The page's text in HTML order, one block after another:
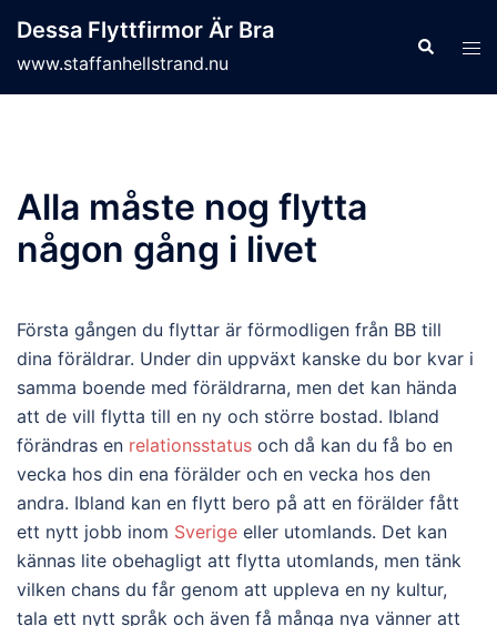
content
Dessa Flyttfirmor Är Bra
www.staffanhellstrand.nu
Search
Alla måste nog flytta
någon gång i livet
Första gången du flyttar är förmodligen från BB till
dina föräldrar. Under din uppväxt kanske du bor kvar i
samma boende med föräldrarna, men det kan hända
att de vill flytta till en ny och större bostad. Ibland
förändras en relationsstatus och då kan du få bo en
vecka hos din ena förälder och en vecka hos den
andra. Ibland kan en flytt bero på att en förälder fått
ett nytt jobb inom Sverige eller utomlands. Det kan
kännas lite obehagligt att flytta utomlands, men tänk
vilken chans du får genom att uppleva en ny kultur,
tala ett nytt språk och även få många nya vänner att